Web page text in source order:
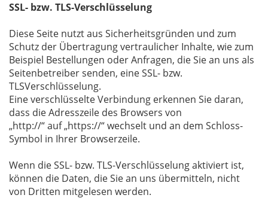
SSL- bzw. TLS-Verschlüsselung
Diese Seite nutzt aus Sicherheitsgründen und zum
Schutz der Übertragung vertraulicher Inhalte, wie zum
Beispiel Bestellungen oder Anfragen, die Sie an uns als
Seitenbetreiber senden, eine SSL- bzw.
TLSVerschlüsselung.
Eine verschlüsselte Verbindung erkennen Sie daran,
dass die Adresszeile des Browsers von
„http://“ auf „https://“ wechselt und an dem Schloss-
Symbol in Ihrer Browserzeile.
Wenn die SSL- bzw. TLS-Verschlüsselung aktiviert ist,
können die Daten, die Sie an uns übermitteln, nicht
von Dritten mitgelesen werden.